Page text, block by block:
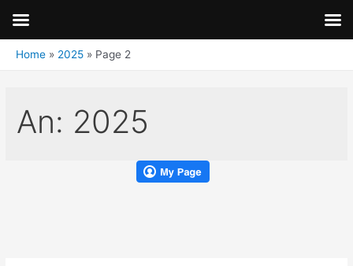
Home 2025 Page 2
An: 2025